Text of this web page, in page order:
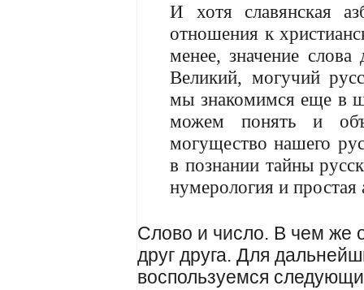
И хотя славянская
отношения к
менее, значение слова
Великий, могучий
мы знакомимся еще в
можем понять и
могущество нашего
в познании тайны
нумерология и
Слово и число. В чем же
друг друга. Для
воспользуемся